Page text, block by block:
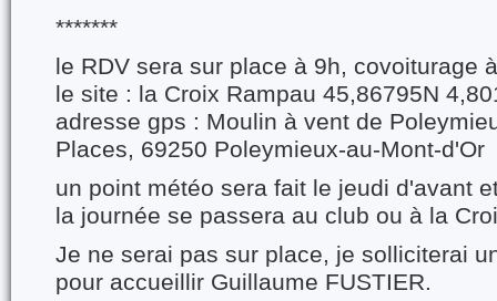
*******
le RDV sera sur place à 9h, covoiturage
le site : la Croix Rampau 45,86795N
adresse gps : Moulin à vent de
Places, 69250 Poleymieux-au-Mont-d'Or
un point météo sera fait le jeudi d'avant
la journée se passera au club ou à la
Je ne serai pas sur place, je solliciterai
pour accueillir Guillaume FUSTIER.